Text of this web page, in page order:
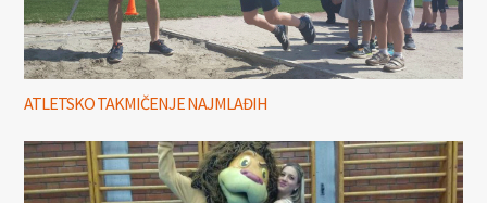
ATLETSKO TAKMIČENJE NAJMLAĐIH